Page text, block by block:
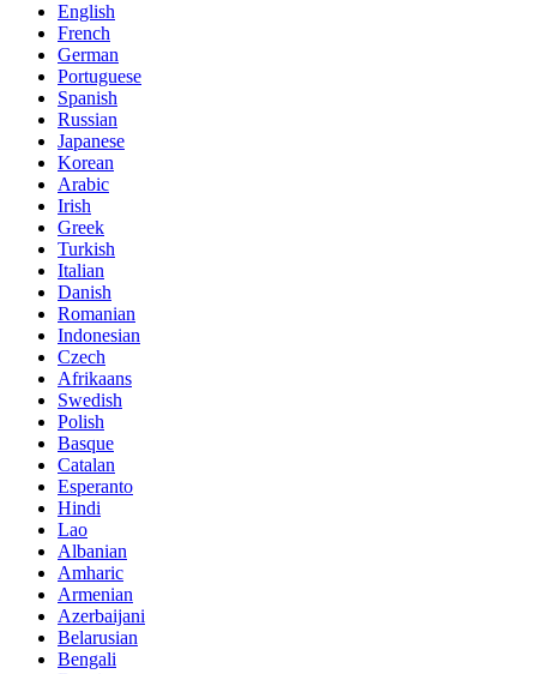
English
French
German
Portuguese
Spanish
Russian
Japanese
Korean
Arabic
Irish
Greek
Turkish
Italian
Danish
Romanian
Indonesian
Czech
Afrikaans
Swedish
Polish
Basque
Catalan
Esperanto
Hindi
Lao
Albanian
Amharic
Armenian
Azerbaijani
Belarusian
Bengali